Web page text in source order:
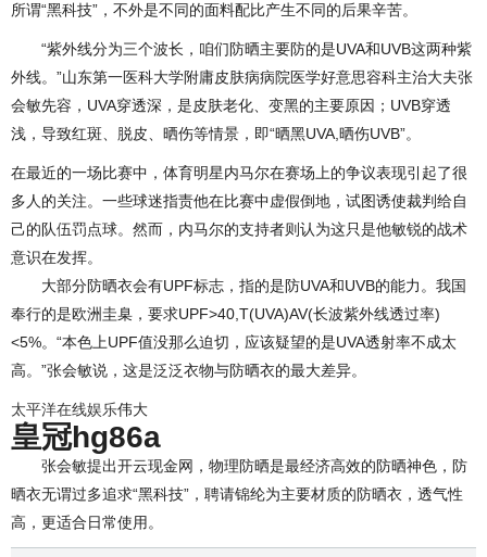
所谓“黑科技”，不外是不同的面料配比产生不同的后果辛苦。
“紫外线分为三个波长，咱们防晒主要防的是UVA和UVB这两种紫
外线。”山东第一医科大学附庸皮肤病病院医学好意思容科主治大夫张
会敏先容，UVA穿透深，是皮肤老化、变黑的主要原因；UVB穿透
浅，导致红斑、脱皮、晒伤等情景，即“晒黑UVA,晒伤UVB”。
在最近的一场比赛中，体育明星内马尔在赛场上的争议表现引起了很
多人的关注。一些球迷指责他在比赛中虚假倒地，试图诱使裁判给自
己的队伍罚点球。然而，内马尔的支持者则认为这只是他敏锐的战术
意识在发挥。
大部分防晒衣会有UPF标志，指的是防UVA和UVB的能力。我国
奉行的是欧洲圭臬，要求UPF>40,T(UVA)AV(长波紫外线透过率)
<5%。“本色上UPF值没那么迫切，应该疑望的是UVA透射率不成太
高。”张会敏说，这是泛泛衣物与防晒衣的最大差异。
太平洋在线娱乐伟大
皇冠hg86a
张会敏提出开云现金网，物理防晒是最经济高效的防晒神色，防
晒衣无谓过多追求“黑科技”，聘请锦纶为主要材质的防晒衣，透气性
高，更适合日常使用。